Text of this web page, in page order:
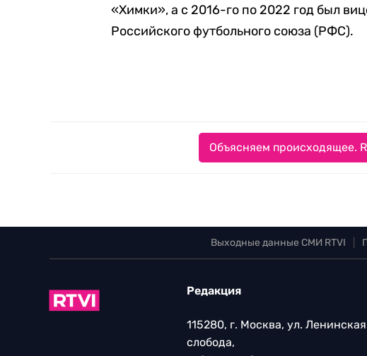
«Химки», а с 2016-го по 2022 год был
Российского футбольного союза (РФС).
Объясняем происходящее.
Выходные данные СМИ RTVI
Редакция
115280, г. Москва, ул. Ленинская
слобода,